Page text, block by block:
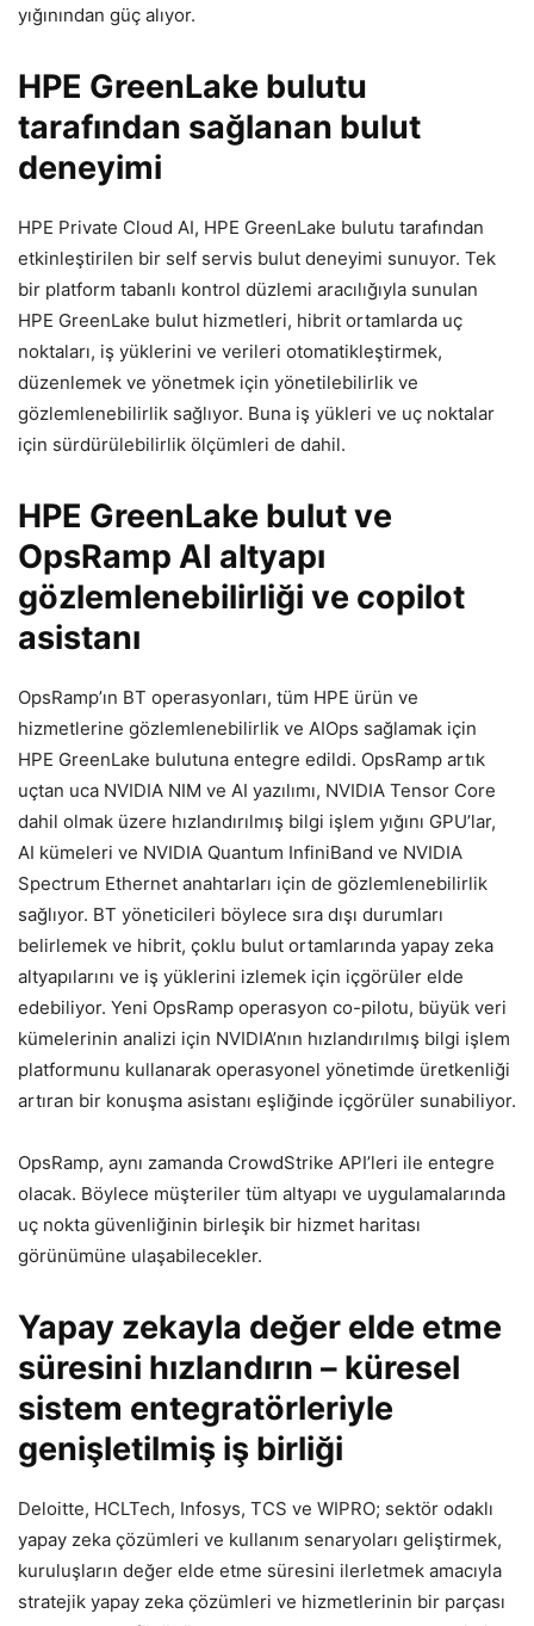
yığınından güç alıyor.
HPE GreenLake bulutu
tarafından sağlanan bulut
deneyimi
HPE Private Cloud AI, HPE GreenLake bulutu tarafından
etkinleştirilen bir self servis bulut deneyimi sunuyor. Tek
bir platform tabanlı kontrol düzlemi aracılığıyla sunulan
HPE GreenLake bulut hizmetleri, hibrit ortamlarda uç
noktaları, iş yüklerini ve verileri otomatikleştirmek,
düzenlemek ve yönetmek için yönetilebilirlik ve
gözlemlenebilirlik sağlıyor. Buna iş yükleri ve uç noktalar
için sürdürülebilirlik ölçümleri de dahil.
HPE GreenLake bulut ve
OpsRamp AI altyapı
gözlemlenebilirliği ve copilot
asistanı
OpsRamp’ın BT operasyonları, tüm HPE ürün ve
hizmetlerine gözlemlenebilirlik ve AIOps sağlamak için
HPE GreenLake bulutuna entegre edildi. OpsRamp artık
uçtan uca NVIDIA NIM ve AI yazılımı, NVIDIA Tensor Core
dahil olmak üzere hızlandırılmış bilgi işlem yığını GPU’lar,
AI kümeleri ve NVIDIA Quantum InfiniBand ve NVIDIA
Spectrum Ethernet anahtarları için de gözlemlenebilirlik
sağlıyor. BT yöneticileri böylece sıra dışı durumları
belirlemek ve hibrit, çoklu bulut ortamlarında yapay zeka
altyapılarını ve iş yüklerini izlemek için içgörüler elde
edebiliyor. Yeni OpsRamp operasyon co-pilotu, büyük veri
kümelerinin analizi için NVIDIA’nın hızlandırılmış bilgi işlem
platformunu kullanarak operasyonel yönetimde üretkenliği
artıran bir konuşma asistanı eşliğinde içgörüler sunabiliyor.
OpsRamp, aynı zamanda CrowdStrike API’leri ile entegre
olacak. Böylece müşteriler tüm altyapı ve uygulamalarında
uç nokta güvenliğinin birleşik bir hizmet haritası
görünümüne ulaşabilecekler.
Yapay zekayla değer elde etme
süresini hızlandırın – küresel
sistem entegratörleriyle
genişletilmiş iş birliği
Deloitte, HCLTech, Infosys, TCS ve WIPRO; sektör odaklı
yapay zeka çözümleri ve kullanım senaryoları geliştirmek,
kuruluşların değer elde etme süresini ilerletmek amacıyla
stratejik yapay zeka çözümleri ve hizmetlerinin bir parçası